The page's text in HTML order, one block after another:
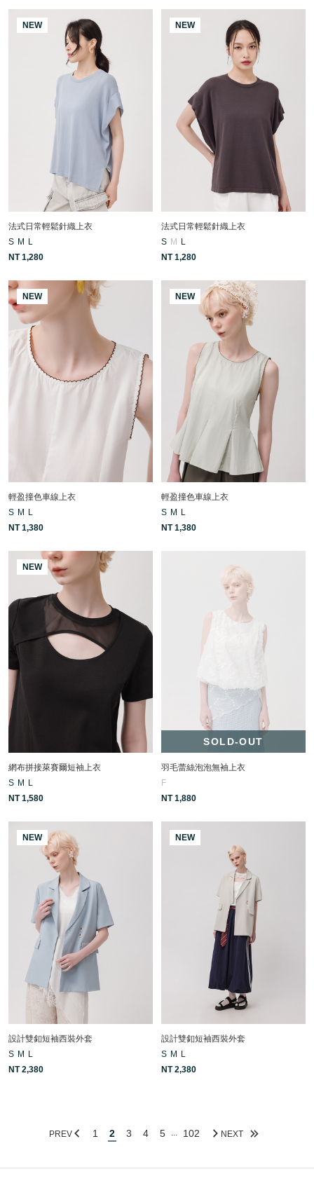
NEW
法式日常輕鬆針織上衣
S M L
NT 1,280
NEW
法式日常輕鬆針織上衣
S M L
NT 1,280
NEW
輕盈撞色車線上衣
S M
L
NT 1,380
NEW
輕盈撞色車線上衣
S M
L
NT 1,380
NEW
網布拼接萊賽爾短袖上衣
S M
L
NT 1,580
SOLD-OUT
羽毛蕾絲泡泡無袖上衣
F
NT 1,880
NEW
設計雙釦短袖西裝外套
S M L
NT 2,380
NEW
設計雙釦短袖西裝外套
S M L
NT 2,380
PREV 1 2 3 4 5 ... 102 NEXT